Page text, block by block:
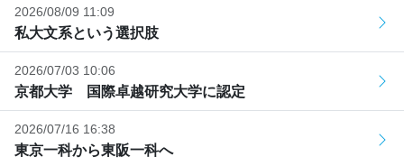
2026/08/09 11:09
私大文系という選択肢
2026/07/03 10:06
京都大学 国際卓越研究大学に認定
2026/07/16 16:38
東京一科から東阪一科へ